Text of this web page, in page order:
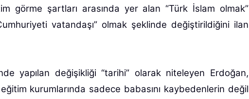
görme şartları arasında yer alan “Türk İslam olmak”
vatandaşı” olmak şeklinde değiştirildiğini ilan
yapılan değişikliği “tarihi” olarak niteleyen Erdoğan,
kurumlarında sadece babasını kaybedenlerin değil